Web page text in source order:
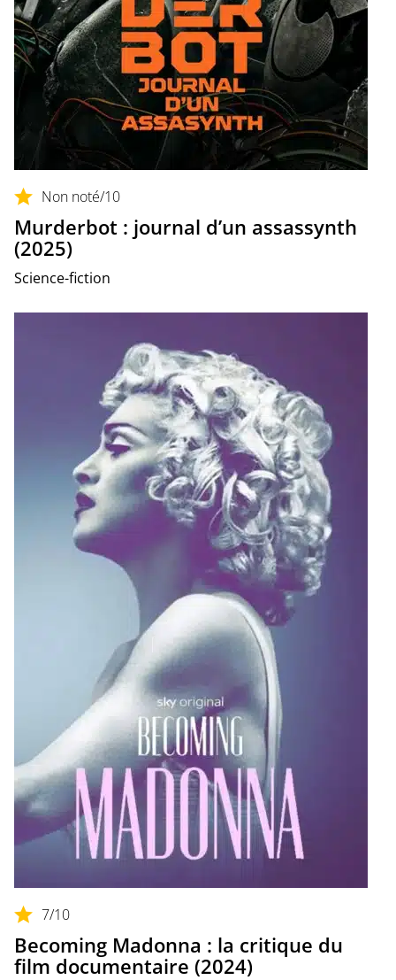
Non noté/10
Murderbot : journal d’un assassynth
(2025)
Science-fiction
7/10
Becoming Madonna : la critique du
film documentaire (2024)